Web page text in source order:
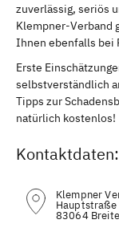
zuverlässig, seriös
Klempner-Verband
Ihnen ebenfalls bei
Erste
selbstverständlich
Tipps zur
natürlich kostenlos!
Kontaktdaten:
Klempner
Hauptstraße
83064